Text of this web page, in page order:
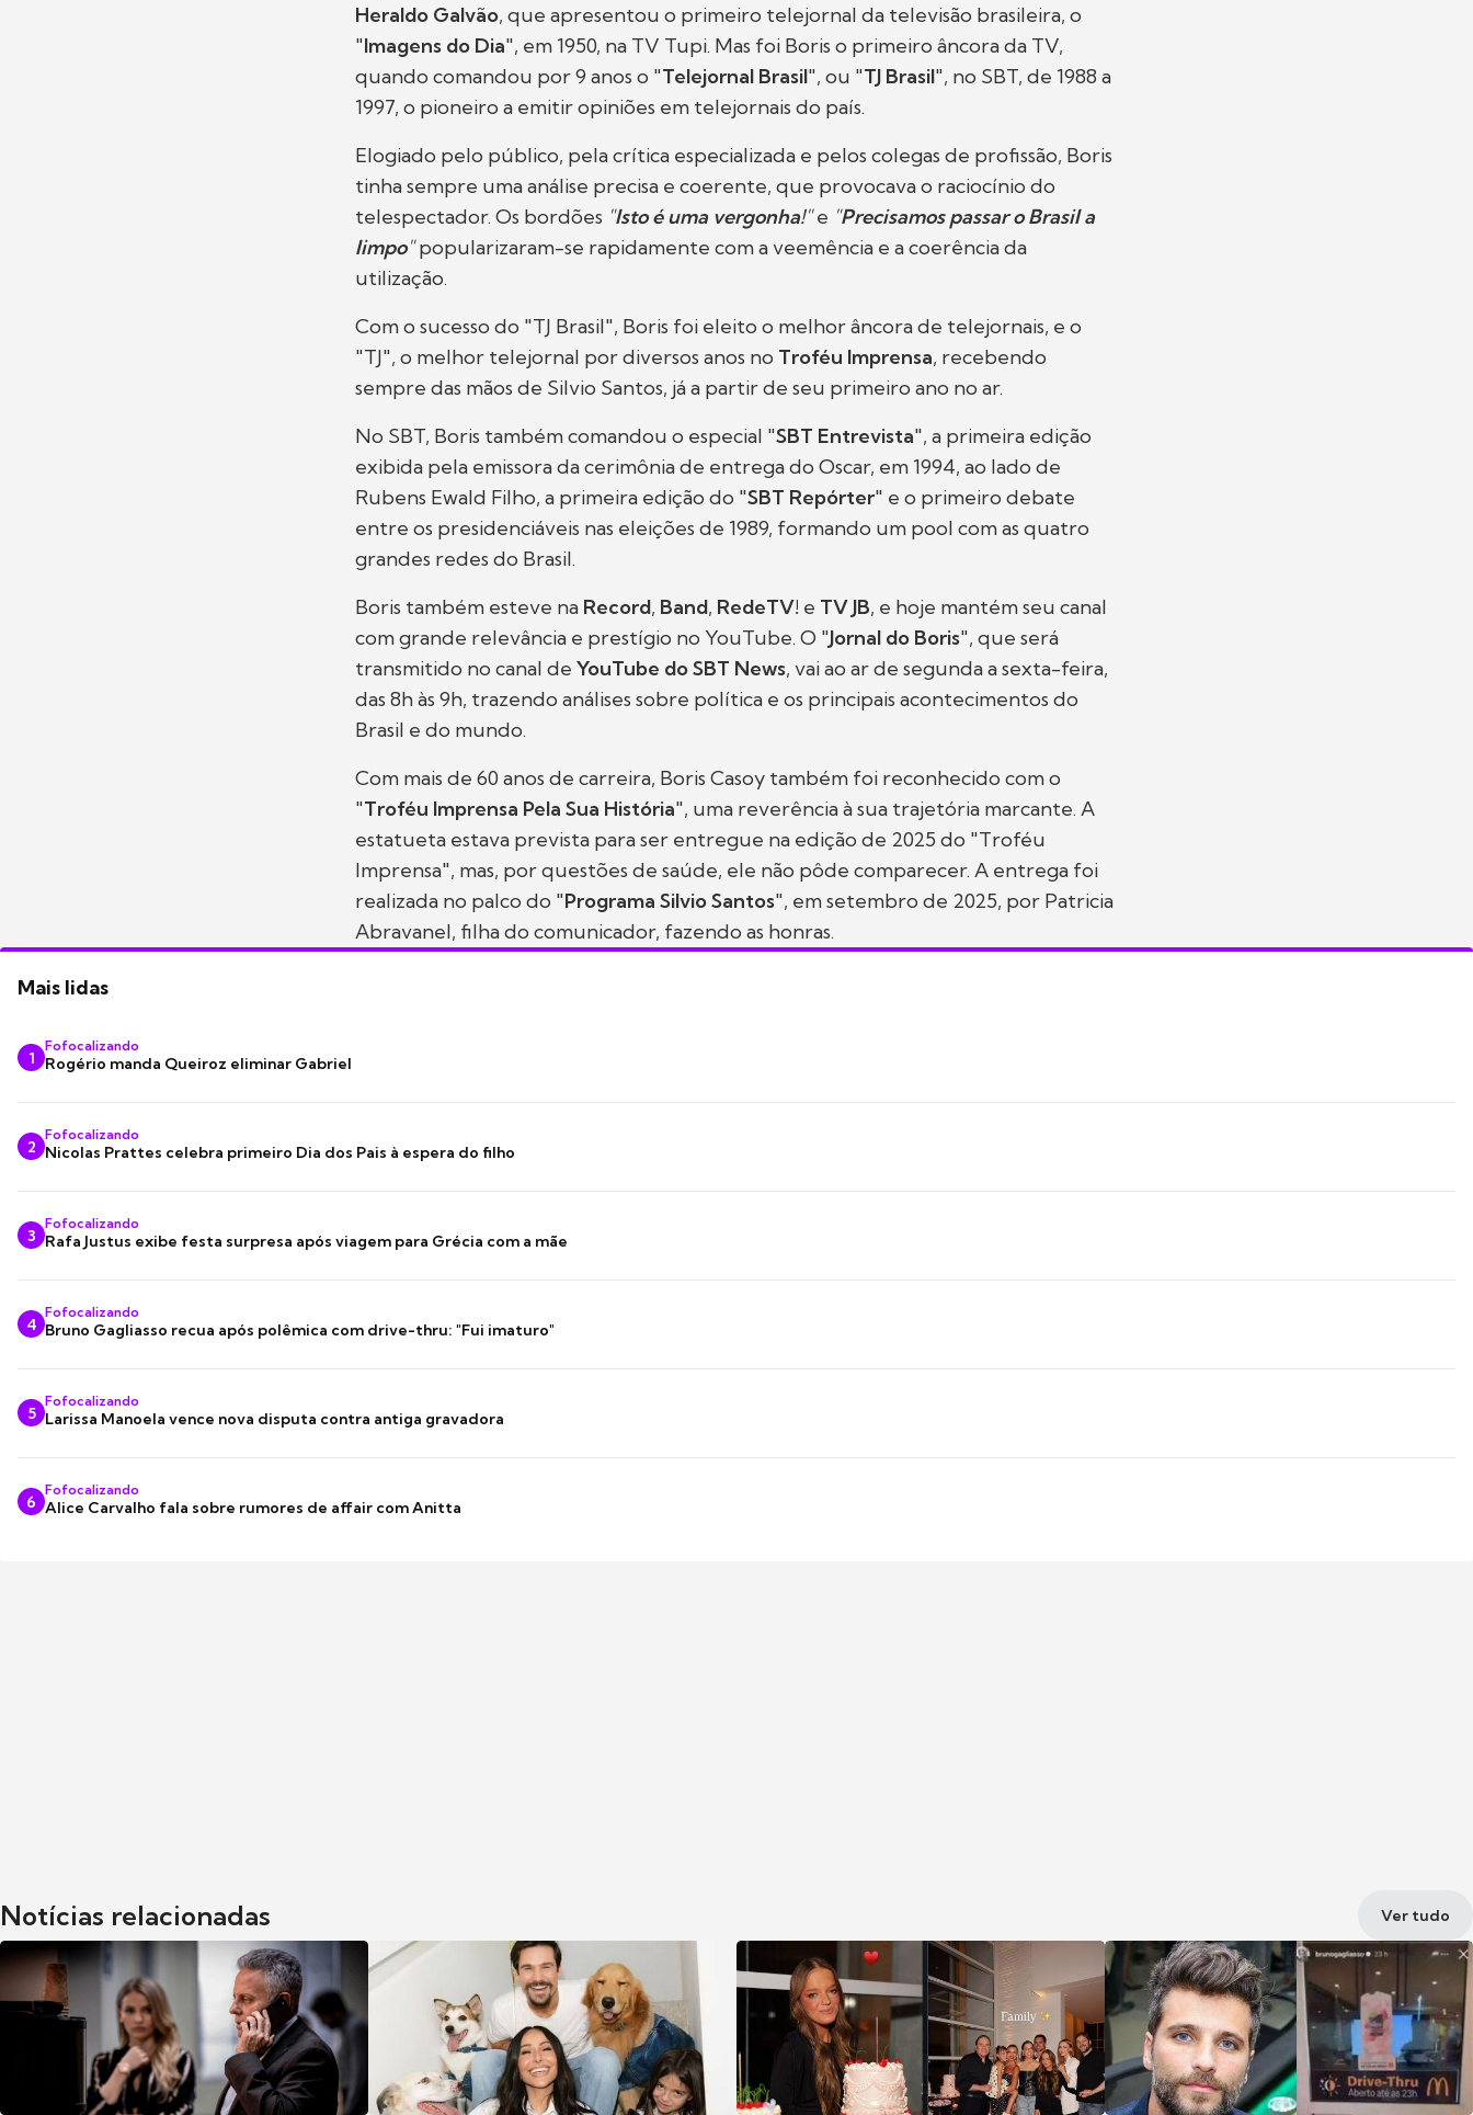
Heraldo Galvão, que apresentou o primeiro telejornal da televisão brasileira, o
"Imagens do Dia", em 1950, na TV Tupi. Mas foi Boris o primeiro âncora da TV,
quando comandou por 9 anos o "Telejornal Brasil", ou "TJ Brasil", no SBT, de 1988 a
1997, o pioneiro a emitir opiniões em telejornais do país.
Elogiado pelo público, pela crítica especializada e pelos colegas de profissão, Boris
tinha sempre uma análise precisa e coerente, que provocava o raciocínio do
telespectador. Os bordões "Isto é uma vergonha!"e "Precisamos passar o Brasil a
limpo"popularizaram-se rapidamente com a veemência e a coerência da
utilização.
Com o sucesso do "TJ Brasil", Boris foi eleito o melhor âncora de telejornais, e o
"TJ", o melhor telejornal por diversos anos no Troféu Imprensa, recebendo
sempre das mãos de Silvio Santos, já a partir de seu primeiro ano no ar.
No SBT, Boris também comandou o especial "SBT Entrevista", a primeira edição
exibida pela emissora da cerimônia de entrega do Oscar, em 1994, ao lado de
Rubens Ewald Filho, a primeira edição do "SBT Repórter" e o primeiro debate
entre os presidenciáveis nas eleições de 1989, formando um pool com as quatro
grandes redes do Brasil.
Boris também esteve na Record, Band, RedeTV! e TV JB, e hoje mantém seu canal
com grande relevância e prestígio no YouTube. O "Jornal do Boris", que será
transmitido no canal de YouTube do SBT News, vai ao ar de segunda a sexta-feira,
das 8h às 9h, trazendo análises sobre política e os principais acontecimentos do
Brasil e do mundo.
Com mais de 60 anos de carreira, Boris Casoy também foi reconhecido com o
"Troféu Imprensa Pela Sua História", uma reverência à sua trajetória marcante. A
estatueta estava prevista para ser entregue na edição de 2025 do "Troféu
Imprensa", mas, por questões de saúde, ele não pôde comparecer. A entrega foi
realizada no palco do "Programa Silvio Santos", em setembro de 2025, por Patricia
Abravanel, filha do comunicador, fazendo as honras.
Mais lidas
1
Fofocalizando
Rogério manda Queiroz eliminar Gabriel
2
Fofocalizando
Nicolas Prattes celebra primeiro Dia dos Pais à espera do filho
3
Fofocalizando
Rafa Justus exibe festa surpresa após viagem para Grécia com a mãe
4
Fofocalizando
Bruno Gagliasso recua após polêmica com drive-thru: "Fui imaturo"
5
Fofocalizando
Larissa Manoela vence nova disputa contra antiga gravadora
6
Fofocalizando
Alice Carvalho fala sobre rumores de affair com Anitta
Notícias relacionadas Ver tudo